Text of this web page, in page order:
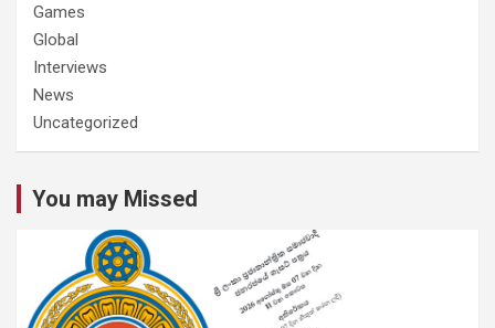
Games
Global
Interviews
News
Uncategorized
You may Missed